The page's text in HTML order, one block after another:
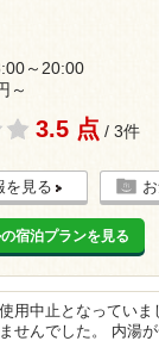
～20:00
～
3.5 点 / 3件
を見る
宿泊プランを見る
用中止となってい
せんでした。 内湯